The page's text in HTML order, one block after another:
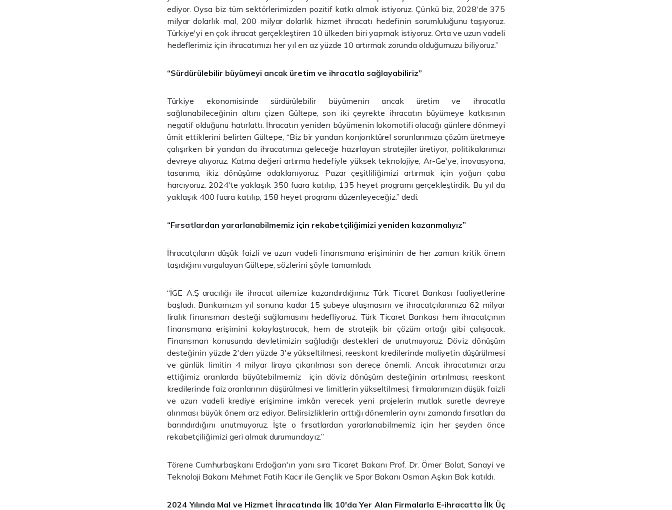
ediyor. Oysa biz tüm sektörlerimizden pozitif katkı almak istiyoruz. Çünkü biz, 2028'de 375
milyar dolarlık mal, 200 milyar dolarlık hizmet ihracatı hedefinin sorumluluğunu taşıyoruz.
Türkiye'yi en çok ihracat gerçekleştiren 10 ülkeden biri yapmak istiyoruz. Orta ve uzun vadeli
hedeflerimiz için ihracatımızı her yıl en az yüzde 10 artırmak zorunda olduğumuzu biliyoruz.”
“Sürdürülebilir büyümeyi ancak üretim ve ihracatla sağlayabiliriz”
Türkiye ekonomisinde sürdürülebilir büyümenin ancak üretim ve ihracatla
sağlanabileceğinin altını çizen Gültepe, son iki çeyrekte ihracatın büyümeye katkısının
negatif olduğunu hatırlattı. İhracatın yeniden büyümenin lokomotifi olacağı günlere dönmeyi
ümit ettiklerini belirten Gültepe, “Biz bir yandan konjonktürel sorunlarımıza çözüm üretmeye
çalışırken bir yandan da ihracatımızı geleceğe hazırlayan stratejiler üretiyor, politikalarımızı
devreye alıyoruz. Katma değeri artırma hedefiyle yüksek teknolojiye, Ar-Ge'ye, inovasyona,
tasarıma, ikiz dönüşüme odaklanıyoruz. Pazar çeşitliliğimizi artırmak için yoğun çaba
harcıyoruz. 2024'te yaklaşık 350 fuara katılıp, 135 heyet programı gerçekleştirdik. Bu yıl da
yaklaşık 400 fuara katılıp, 158 heyet programı düzenleyeceğiz.” dedi.
“Fırsatlardan yararlanabilmemiz için rekabetçiliğimizi yeniden kazanmalıyız”
İhracatçıların düşük faizli ve uzun vadeli finansmana erişiminin de her zaman kritik önem
taşıdığını vurgulayan Gültepe, sözlerini şöyle tamamladı:
“İGE A.Ş aracılığı ile ihracat ailemize kazandırdığımız Türk Ticaret Bankası faaliyetlerine
başladı. Bankamızın yıl sonuna kadar 15 şubeye ulaşmasını ve ihracatçılarımıza 62 milyar
liralık finansman desteği sağlamasını hedefliyoruz. Türk Ticaret Bankası hem ihracatçının
finansmana erişimini kolaylaştıracak, hem de stratejik bir çözüm ortağı gibi çalışacak.
Finansman konusunda devletimizin sağladığı destekleri de unutmuyoruz. Döviz dönüşüm
desteğinin yüzde 2'den yüzde 3'e yükseltilmesi, reeskont kredilerinde maliyetin düşürülmesi
ve günlük limitin 4 milyar liraya çıkarılması son derece önemli. Ancak ihracatımızı arzu
ettiğimiz oranlarda büyütebilmemiz için döviz dönüşüm desteğinin artırılması, reeskont
kredilerinde faiz oranlarının düşürülmesi ve limitlerin yükseltilmesi, firmalarımızın düşük faizli
ve uzun vadeli krediye erişimine imkân verecek yeni projelerin mutlak suretle devreye
alınması büyük önem arz ediyor. Belirsizliklerin arttığı dönemlerin aynı zamanda fırsatları da
barındırdığını unutmuyoruz. İşte o fırsatlardan yararlanabilmemiz için her şeyden önce
rekabetçiliğimizi geri almak durumundayız.”
Törene Cumhurbaşkanı Erdoğan'ın yanı sıra Ticaret Bakanı Prof. Dr. Ömer Bolat, Sanayi ve
Teknoloji Bakanı Mehmet Fatih Kacır ile Gençlik ve Spor Bakanı Osman Aşkın Bak katıldı.
2024 Yılında Mal ve Hizmet İhracatında İlk 10'da Yer Alan Firmalarla E-ihracatta İlk Üç